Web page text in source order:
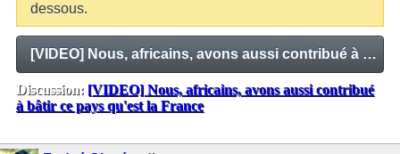
dessous.
[VIDEO] Nous, africains, avons aussi contribué à bâtir ce pays qu'est la France
Discussion: [VIDEO] Nous, africains, avons aussi contribué
à bâtir ce pays qu'est la France